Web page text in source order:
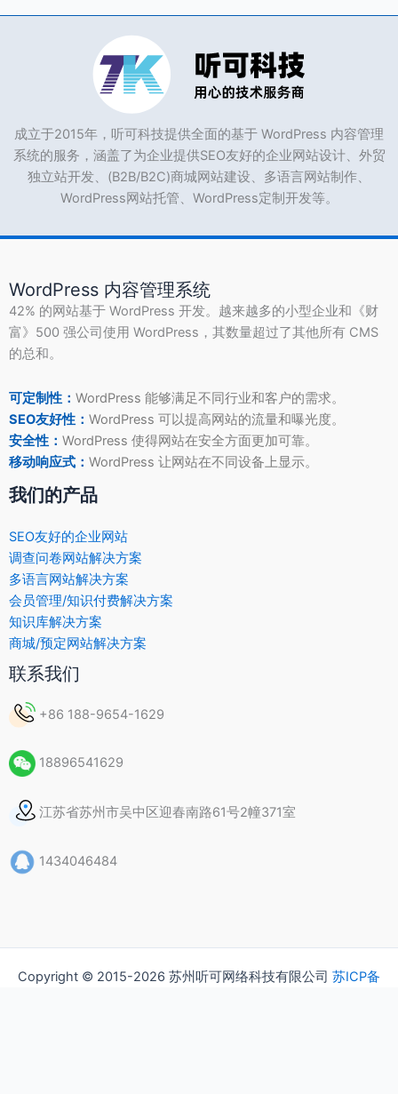
报
成立于2015年，听可科技提供全面的基于 WordPress 内容管理
系统的服务，涵盖了为企业提供SEO友好的企业网站设计、外贸
独立站开发、(B2B/B2C)商城网站建设、多语言网站制作、
WordPress网站托管、WordPress定制开发等。
WordPress 内容管理系统
42% 的网站基于 WordPress 开发。越来越多的小型企业和《财
富》500 强公司使用 WordPress，其数量超过了其他所有 CMS
的总和。
可定制性： WordPress 能够满足不同行业和客户的需求。
SEO友好性： WordPress 可以提高网站的流量和曝光度。
安全性： WordPress 使得网站在安全方面更加可靠。
移动响应式： WordPress 让网站在不同设备上显示。
我们的产品
SEO友好的企业网站
调查问卷网站解决方案
多语言网站解决方案
会员管理/知识付费解决方案
知识库解决方案
商城/预定网站解决方案
联系我们
+86 188-9654-1629
18896541629
江苏省苏州市吴中区迎春南路61号2幢371室
1434046484
Copyright © 2015-2026 苏州听可网络科技有限公司 苏ICP备